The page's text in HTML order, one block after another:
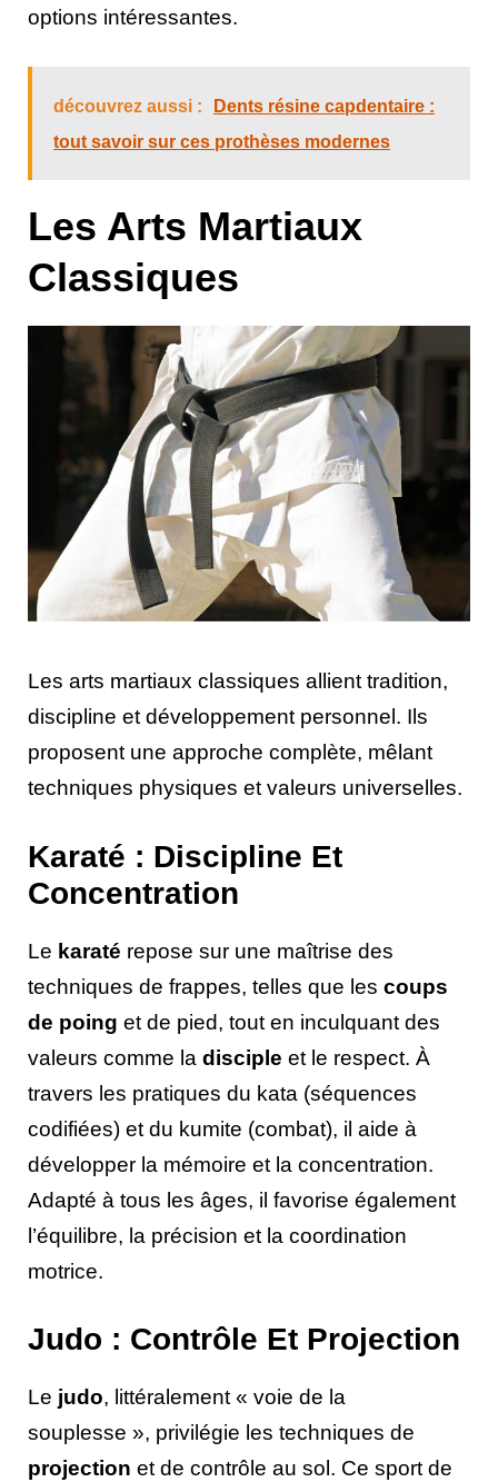
options intéressantes.
découvrez aussi :
Dents résine capdentaire :
tout savoir sur ces prothèses modernes
Les Arts Martiaux
Classiques
Les arts martiaux classiques allient tradition,
discipline et développement personnel. Ils
proposent une approche complète, mêlant
techniques physiques et valeurs universelles.
Karaté : Discipline Et
Concentration
Le karaté repose sur une maîtrise des
techniques de frappes, telles que les coups
de poing et de pied, tout en inculquant des
valeurs comme la disciple et le respect. À
travers les pratiques du kata (séquences
codifiées) et du kumite (combat), il aide à
développer la mémoire et la concentration.
Adapté à tous les âges, il favorise également
l’équilibre, la précision et la coordination
motrice.
Judo : Contrôle Et Projection
Le judo, littéralement « voie de la
souplesse », privilégie les techniques de
projection et de contrôle au sol. Ce sport de